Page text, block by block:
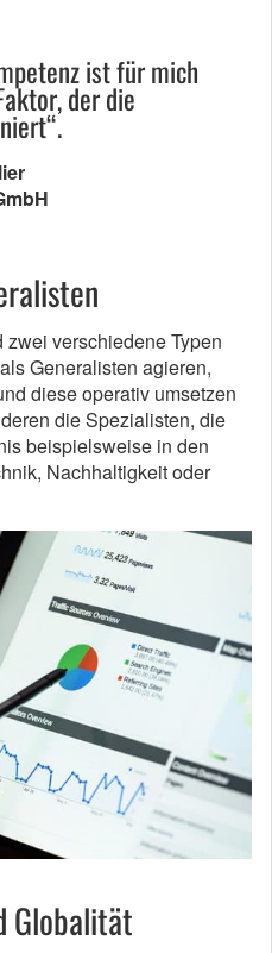
ist für mich
der die
zwei verschiedene Typen
Generalisten agieren,
diese operativ umsetzen
die Spezialisten, die
beispielsweise in den
Nachhaltigkeit oder
Globalität